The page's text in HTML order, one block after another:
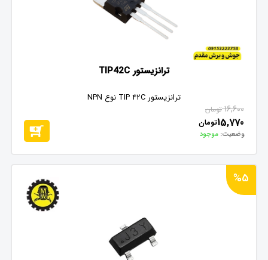
ترانزیستور TIP42C
ترانزیستور TIP 42C نوع NPN
16,600 تومان
15,770تومان
وضعیت: موجود
%5